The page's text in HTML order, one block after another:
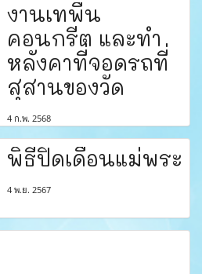
งานเทพื้น
คอนกรีต และทำ
หลังคาที่จอดรถที่
สุสานของวัด
4 ก.พ. 2568
พิธีปิดเดือนแม่พระ
4 พ.ย. 2567